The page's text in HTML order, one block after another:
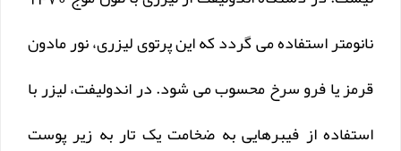
نانومتر استفاده می گردد که این پرتوی لیزری، نور مادون
قرمز یا فرو سرخ محسوب می شود. در اندولیفت، لیزر با
استفاده از فیبرهایی به ضخامت یک تار به زیر پوست